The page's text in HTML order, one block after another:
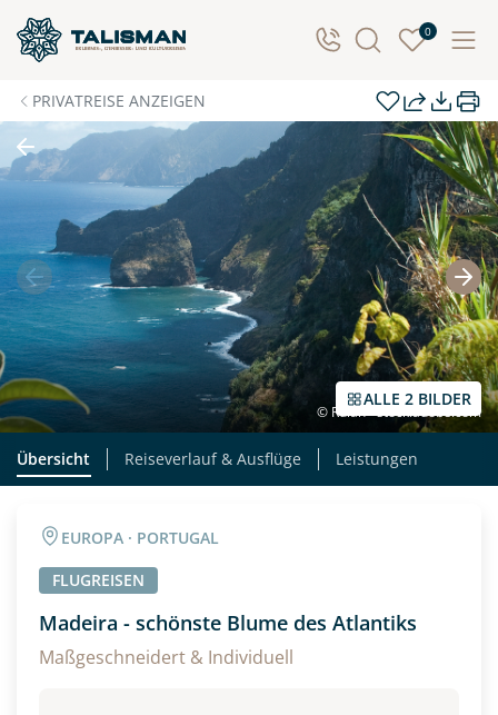
0
PRIVATREISE ANZEIGEN
ALLE 2 BILDER
© Rulan - stock.adobe.com
Übersicht Reiseverlauf & Ausflüge Leistungen
EUROPA · PORTUGAL
FLUGREISEN
Madeira - schönste Blume des Atlantiks
Maßgeschneidert & Individuell
Individuelle Anfrage
Herzlichen Dank für Ihre Kontaktaufnahme! Ihr Urlaub
- so individuell wie Sie. Teilen Sie uns Ihre
Wunschtermine für die Reise mit. Wir prüfen die
Verfügbarkeit und kontaktieren Sie, um alles Weitere
zu besprechen. Gemeinsam gestalten wir Ihre
Traumreise.
Persönliche Daten
Vorname Nachname
E-Mail* Telefon
Alter